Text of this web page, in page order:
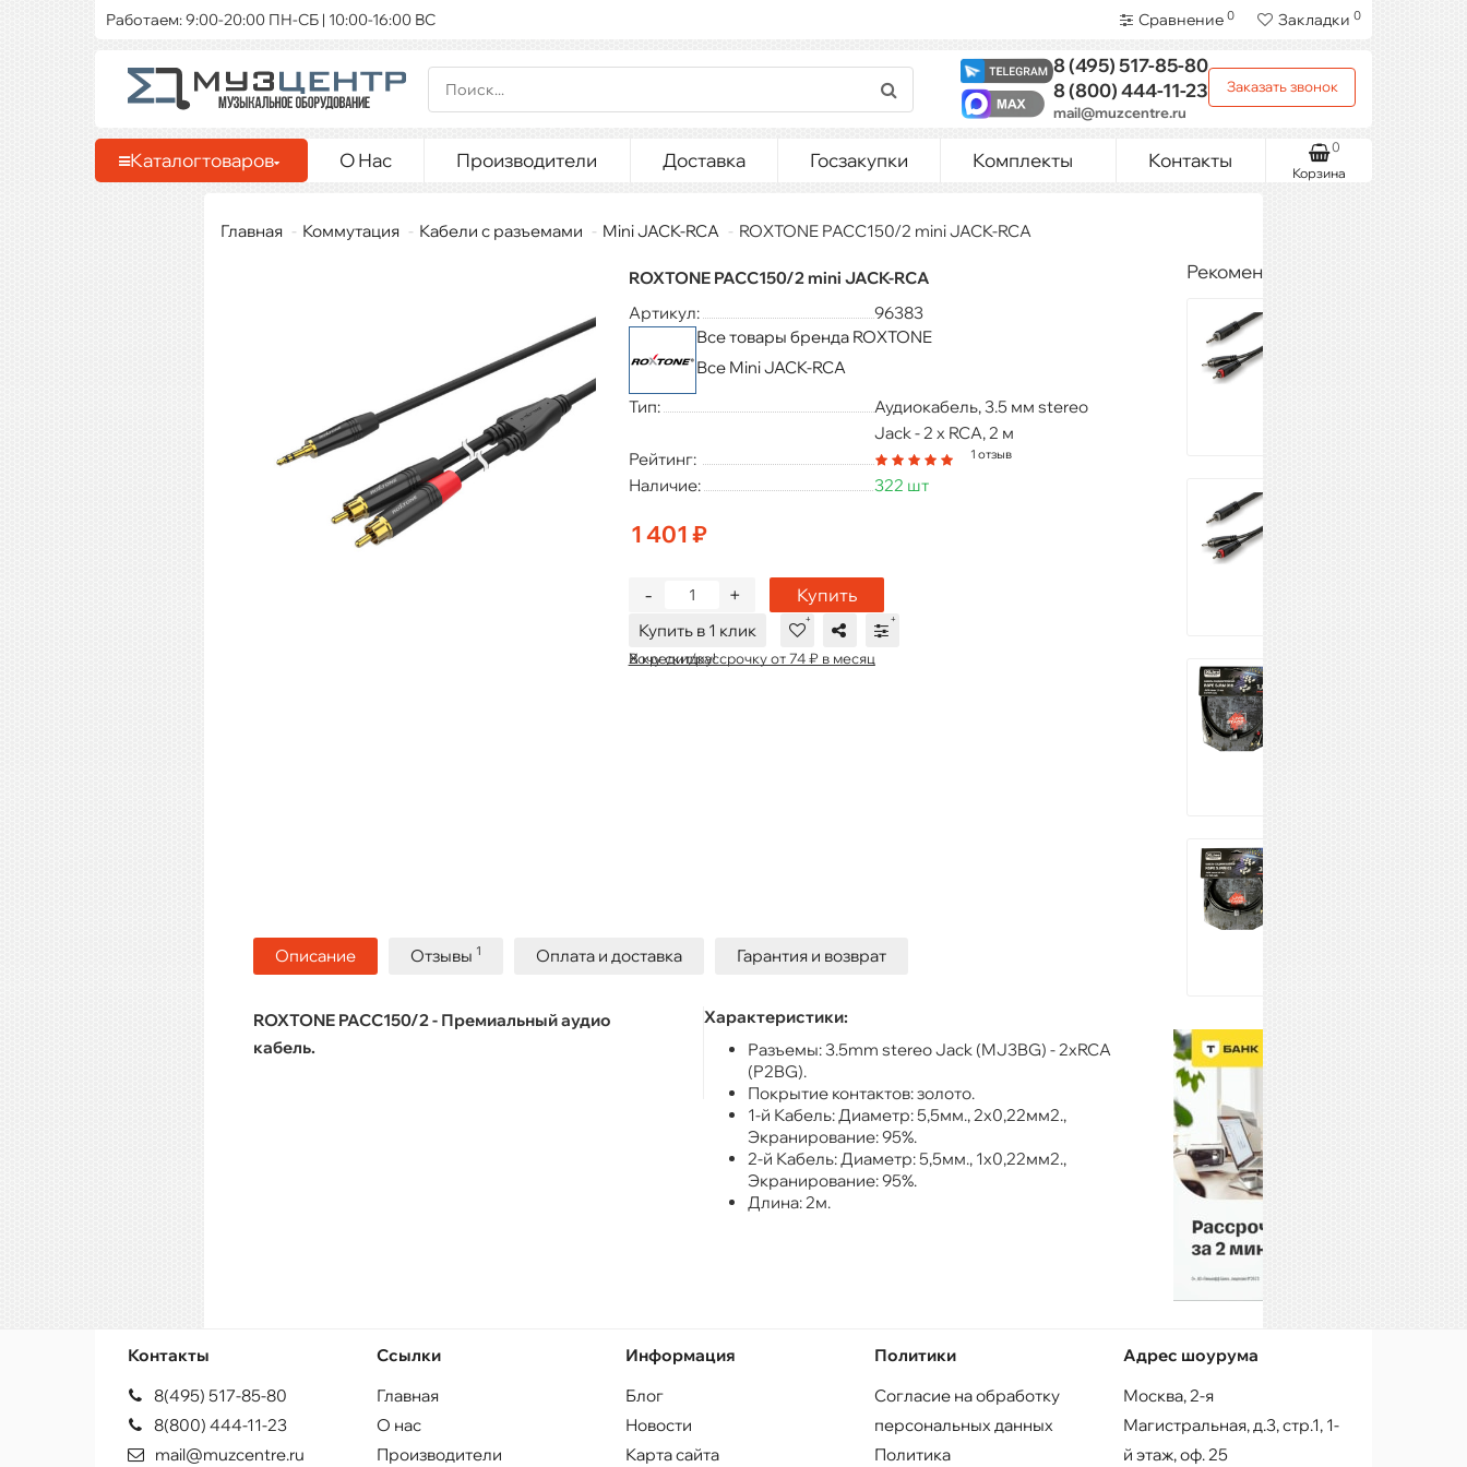
Работаем: 9:00-20:00 ПН-СБ | 10:00-16:00 ВС Сравнение 0 Закладки 0
8 (495)517-85-80
8 (800)444-11-23
mail@muzcentre.ru
Заказать звонок
Каталогтоваров О Нас Производители Доставка Госзакупки Комплекты Контакты
Корзина
0
Главная Коммутация Кабели с разъемами Mini JACK-RCA ​​​​​​​ROXTONE PACC150/2 mini JACK-RCA
​​​​​​​ROXTONE PACC150/2 mini JACK-RCA
Артикул:
96383
Все товары бренда ROXTONE
Все Mini JACK-RCA
Тип:
Аудиокабель, 3.5 мм stereo
Jack - 2 x RCA, 2 м
Рейтинг:
1 отзыв
Наличие: 322 шт
1 401 ₽
+
- Купить
Купить в 1 клик
В кредит/рассрочку от 74 ₽ в месяц
Хочу скидку!
Описание Отзывы 1 Оплата и доставка Гарантия и возврат
​​​​​​​ROXTONE PACC150/2 - Премиальный аудио
кабель.
Характеристики:
Разъемы: 3.5mm stereo Jack (MJ3BG) - 2xRCA
(P2BG).
Покрытие контактов: золото.
1-й Кабель: Диаметр: 5,5мм., 2х0,22мм2.,
Экранирование: 95%.
2-й Кабель: Диаметр: 5,5мм., 1х0,22мм2.,
Экранирование: 95%.
Длина: 2м.
Рекомендуемые товары
Контакты
8(495) 517-85-80
8(800) 444-11-23
mail@muzcentre.ru
Ссылки
Главная
О нас
Производители
Информация
Блог
Новости
Карта сайта
Политики
Согласие на обработку
персональных данных
Политика
Адрес шоурума
Москва, 2-я
Магистральная, д.3, стр.1, 1-
й этаж, оф. 25